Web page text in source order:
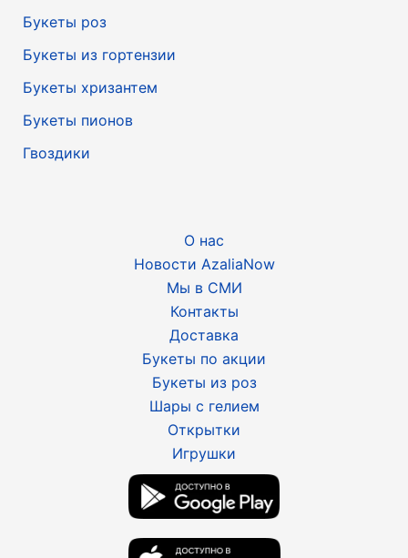
Букеты роз
Букеты из гортензии
Букеты хризантем
Букеты пионов
Гвоздики
О нас
Новости AzaliaNow
Мы в СМИ
Контакты
Доставка
Букеты по акции
Букеты из роз
Шары с гелием
Открытки
Игрушки